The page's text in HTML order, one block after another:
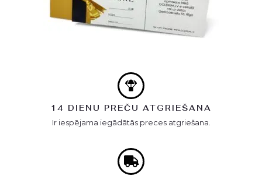
14 DIENU PREČU ATGRIEŠANA
Ir iespējama iegādātās preces atgriešana.